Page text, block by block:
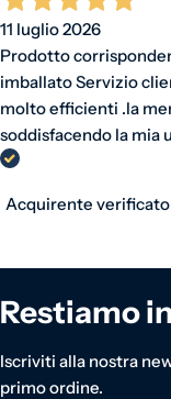
11 luglio 2026
Prodotto
imballato Servizio
molto efficienti .la
soddisfacendo la mia
Acquirente verificato
Restiamo
Iscriviti alla nostra
primo ordine.